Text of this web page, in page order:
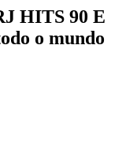
HITS 90 E
o mundo